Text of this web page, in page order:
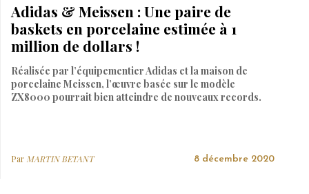
Adidas & Meissen : Une paire de
baskets en porcelaine estimée à 1
million de dollars !
Réalisée par l’équipementier Adidas et la maison de
porcelaine Meissen, l’œuvre basée sur le modèle
ZX8000 pourrait bien atteindre de nouveaux records.
Par MARTIN BETANT 8 décembre 2020